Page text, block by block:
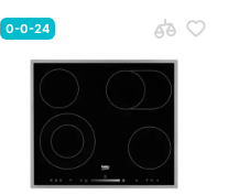
0-0-24